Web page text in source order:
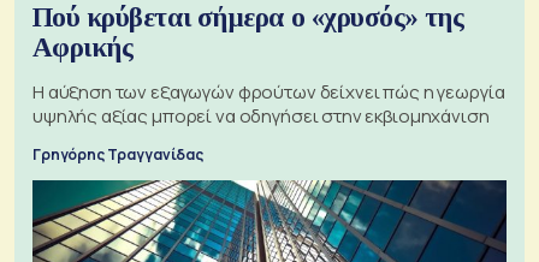
Πού κρύβεται σήμερα ο «χρυσός» της
Αφρικής
Η αύξηση των εξαγωγών φρούτων δείχνει πώς η γεωργία
υψηλής αξίας μπορεί να οδηγήσει στην εκβιομηχάνιση
Γρηγόρης Τραγγανίδας